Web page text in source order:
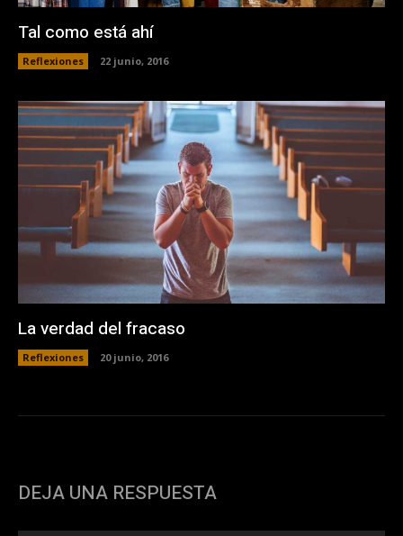
Tal como está ahí
Reflexiones 22 junio, 2016
La verdad del fracaso
Reflexiones 20 junio, 2016
DEJA UNA RESPUESTA